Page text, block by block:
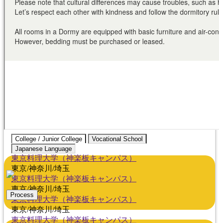
福岡/熊本/鹿児島/沖縄
FUKUOKA/KUMAMOTO
KAGOSHIMA/OKINAWA
北九州/小倉
福岡/博多/天神/伊都/大
College / Junior College
Vocational School
Japanese Language
東京料理大学（神楽板キャンパス）
東京/神奈川/埼玉
東京料理大学（神楽板キャンパス）
東京/神奈川/埼玉
東京料理大学（神楽板キャンパス）
東京/神奈川/埼玉
東京料理大学（神楽板キャンパス）
Process